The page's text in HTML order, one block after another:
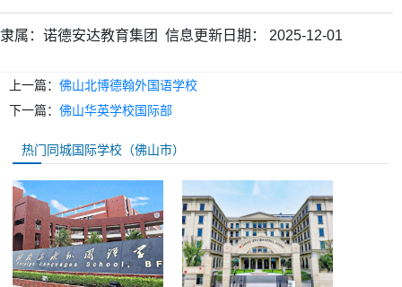
隶属： 诺德安达教育集团 信息更新日期： 2025-12-01
上一篇： 佛山北博德翰外国语学校
下一篇： 佛山华英学校国际部
热门同城国际学校（佛山市）